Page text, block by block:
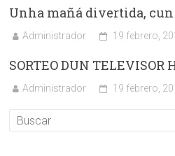
Unha mañá divertida,
Administrador 19 febrero,
SORTEO DUN TELEVISOR
Administrador 19 febrero,